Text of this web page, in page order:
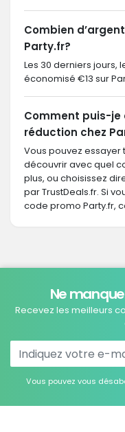
Combien
Party.fr?
Les 30 derniers jours,
économisé €13 sur
Comment puis-je
réduction chez
Vous pouvez
découvrir avec quel
plus, ou choisissez
par TrustDeals.fr. Si
code promo Party.fr,
Ne
Recevez les meilleurs
Vous pouvez vous